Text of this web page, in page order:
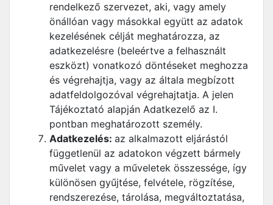
rendelkező szervezet, aki, vagy amely
önállóan vagy másokkal együtt az adatok
kezelésének célját meghatározza, az
adatkezelésre (beleértve a felhasznált
eszközt) vonatkozó döntéseket meghozza
és végrehajtja, vagy az általa megbízott
adatfeldolgozóval végrehajtatja. A jelen
Tájékoztató alapján Adatkezelő az I.
pontban meghatározott személy.
Adatkezelés: az alkalmazott eljárástól
függetlenül az adatokon végzett bármely
művelet vagy a műveletek összessége, így
különösen gyűjtése, felvétele, rögzítése,
rendszerezése, tárolása, megváltoztatása,